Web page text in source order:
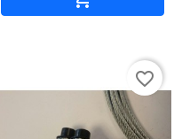
favorite_border